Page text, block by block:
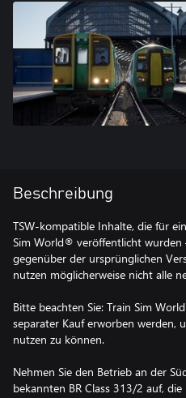
Beschreibung
TSW-kompatible Inhalte, die für
Sim World® veröffentlicht wurden
gegenüber der ursprünglichen
nutzen möglicherweise nicht alle
Bitte beachten Sie: Train Sim
separater Kauf erworben werden,
nutzen zu können.
Nehmen Sie den Betrieb an der
bekannten BR Class 313/2 auf,